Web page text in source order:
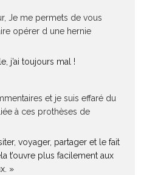
Je me permets de vous
opérer d une hernie
j’ai toujours mal !
et je suis effaré du
à ces prothèses de
voyager, partager et le fait
t’ouvre plus facilement aux
»